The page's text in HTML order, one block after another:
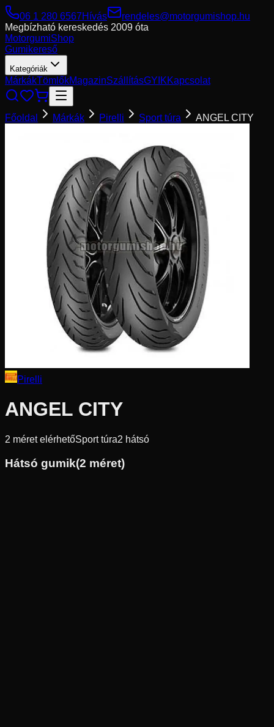
06 1 280 6567Hívás
rendeles@motorgumishop.hu
Megbízható kereskedés 2009 óta
MotorgumiShop
Gumikereső
Kategóriák
MárkákTömlőkMagazinSzállításGYIKKapcsolat
Főoldal Márkák Pirelli Sport túra ANGEL CITY
Pirelli
ANGEL CITY
2 méret elérhetőSport túra2 hátsó
Hátsó gumik(2 méret)